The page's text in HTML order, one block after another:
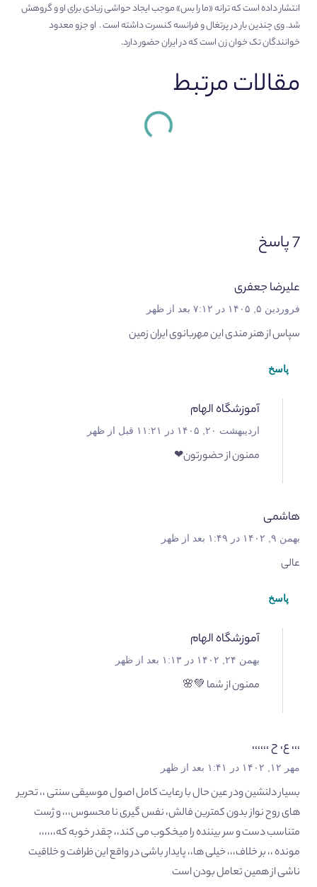
انتشار داده است که ترانه «ما را بس» موجب ایجاد حواشی زیادی برای او و گروهش
شد. وی چندین بار در پرتغال و فرانسه کنسرت داشته است . او جزو معدود
خوانندگان تک خوان زن است که در ایران حضور دارد.
مقالات مرتبط
7 پاسخ
علیرضا جعفری
فروردین ۵, ۱۴۰۵ در ۷:۱۲ بعد از ظهر
سپاس از هنر مندی این مهربانوی ایران زمین
پاسخ
آموزشگاه الهام
اردیبهشت ۲۰, ۱۴۰۵ در ۱۱:۲۱ قبل از ظهر
ممنون از حضورتون❤
هاشمی
بهمن ۹, ۱۴۰۲ در ۱:۴۹ بعد از ظهر
عالی
پاسخ
آموزشگاه الهام
بهمن ۲۴, ۱۴۰۲ در ۱:۱۳ بعد از ظهر
ممنون از شما 💚🌸
،،، ع، ح ،،،،،،
مهر ۱۲, ۱۴۰۲ در ۱:۴۱ بعد از ظهر
بسیار دلنشین ودر عین حال با رعایت کامل اصول موسیقی سنتی ،، تحریر
های روح نواز بدون کمترین فالش، نفس گیری نا محسوس،،، و ژست
متناسب دست و سر بیننده را میخکوب می کند،، چقدر خوبه که،،،،،،
مونده ،، بر خلاف،،، خیلی ها،، پایدار باشی در واقع این ظرافت و خلاقیت
ناشی از همین تعامل بودن است